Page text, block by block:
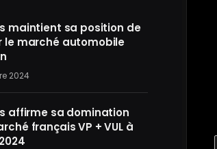
maintient sa position de
le marché automobile
2024
affirme sa domination
français VP + VUL à